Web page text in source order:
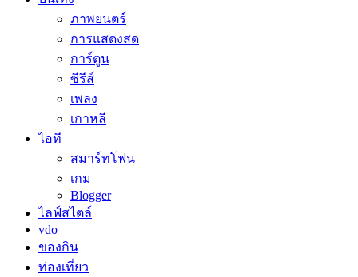
ภาพยนตร์
การแสดงสด
การ์ตูน
ซีรีส์
เพลง
เกาหลี
ไอที
สมาร์ทโฟน
เกม
Blogger
ไลฟ์สไตล์
vdo
ของกิน
ท่องเที่ยว